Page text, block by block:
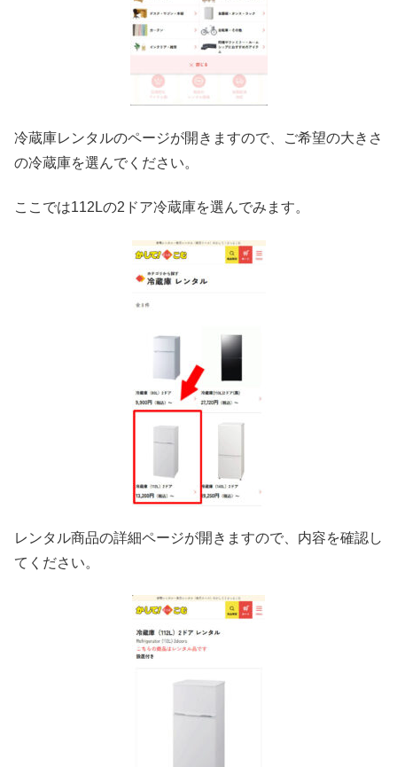
冷蔵庫レンタルのページが開きますので、ご希望の大きさ
の冷蔵庫を選んでください。
ここでは112Lの2ドア冷蔵庫を選んでみます。
レンタル商品の詳細ページが開きますので、内容を確認し
てください。